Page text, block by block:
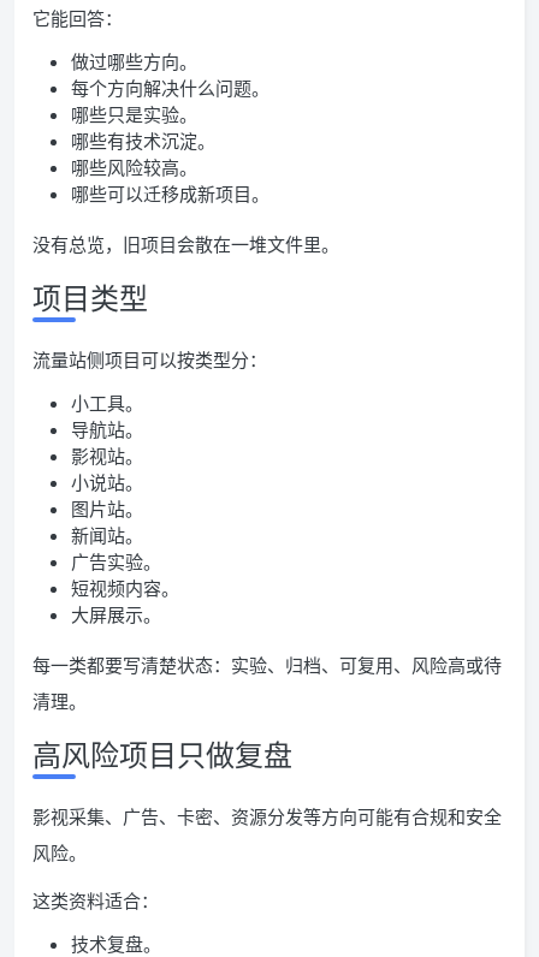
它能回答：
做过哪些方向。
每个方向解决什么问题。
哪些只是实验。
哪些有技术沉淀。
哪些风险较高。
哪些可以迁移成新项目。
没有总览，旧项目会散在一堆文件里。
项目类型
流量站侧项目可以按类型分：
小工具。
导航站。
影视站。
小说站。
图片站。
新闻站。
广告实验。
短视频内容。
大屏展示。
每一类都要写清楚状态：实验、归档、可复用、风险高或待
清理。
高风险项目只做复盘
影视采集、广告、卡密、资源分发等方向可能有合规和安全
风险。
这类资料适合：
技术复盘。